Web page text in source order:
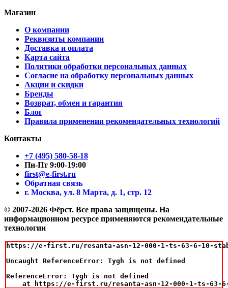
Магазин
О компании
Реквизиты компании
Доставка и оплата
Карта сайта
Политики обработки персональных данных
Согласие на обработку персональных данных
Акции и скидки
Бренды
Возврат, обмен и гарантия
Блог
Правила применения рекомендательных технологий
Контакты
+7 (495) 580-58-18
Пн-Пт 9:00-19:00
first@e-first.ru
Обратная связь
г. Москва, ул. 8 Марта, д. 1, стр. 12
© 2007-2026 Фёрст. Все права защищены. На
информационном ресурсе применяются рекомендательные
технологии
https://e-first.ru/resanta-asn-12-000-1-ts-63-6-10-
Uncaught ReferenceError: Tygh is not defined
ReferenceError: Tygh is not defined
at https://e-first.ru/resanta-asn-12-000-1-ts-